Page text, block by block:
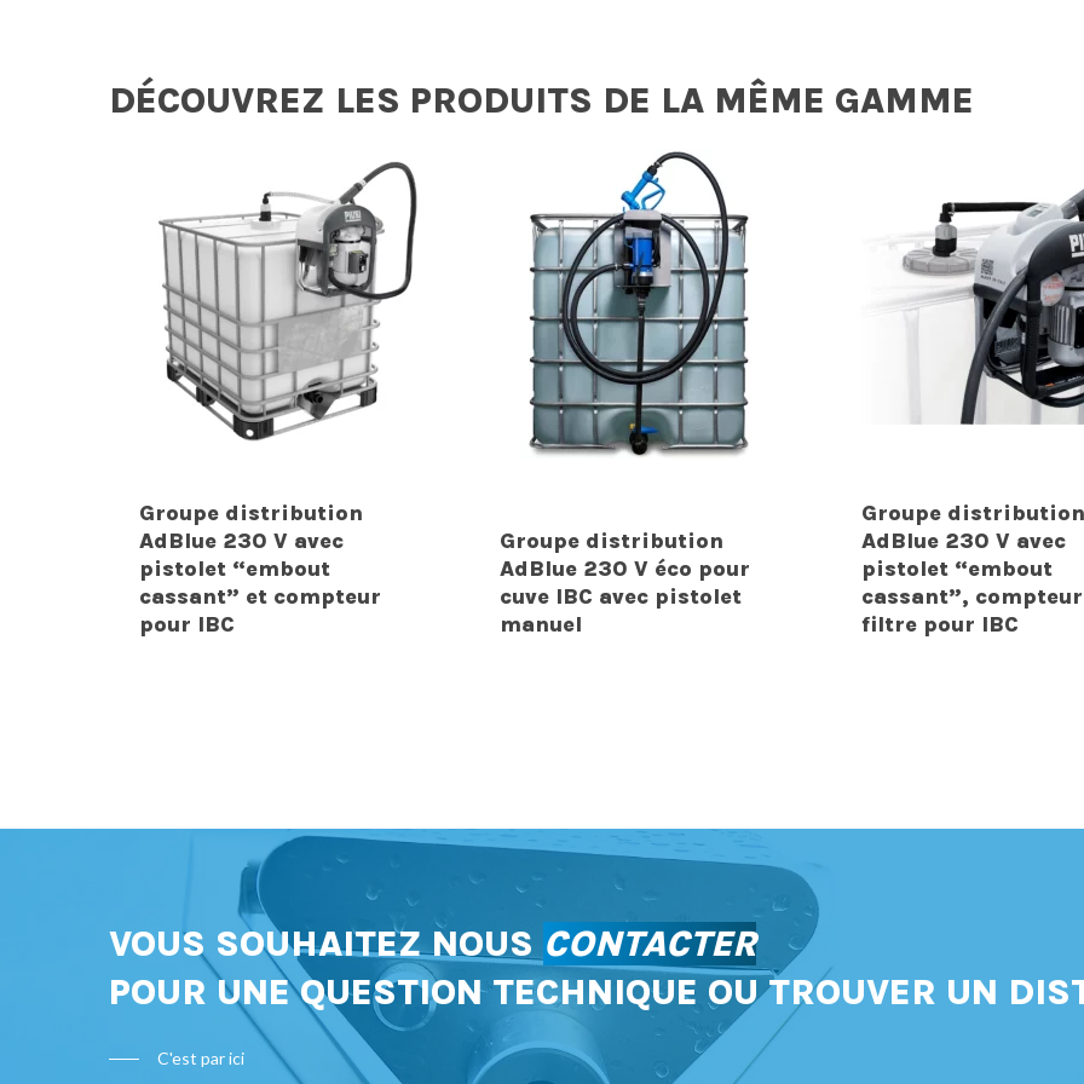
DÉCOUVREZ LES PRODUITS DE LA MÊME GAMME
Groupe distribution
AdBlue 230 V avec
pistolet “embout
cassant” et compteur
pour IBC
Groupe distribution
AdBlue 230 V éco pour
cuve IBC avec pistolet
manuel
Groupe distribution
AdBlue 230 V avec
pistolet “embout
cassant”,
filtre pour IBC
VOUS SOUHAITEZ NOUS CONTACTER
POUR UNE QUESTION TECHNIQUE OU TROUVER UN
C'est par ici